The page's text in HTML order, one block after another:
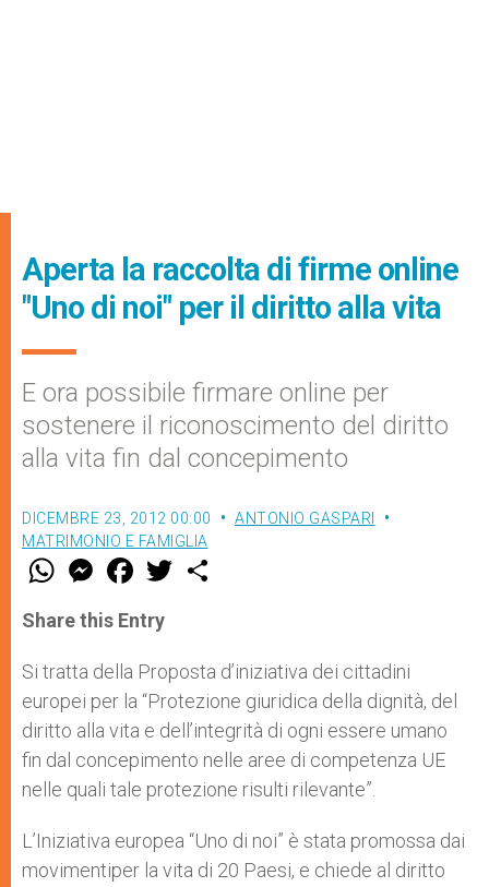
Aperta la raccolta di firme online
"Uno di noi" per il diritto alla vita
E ora possibile firmare online per
sostenere il riconoscimento del diritto
alla vita fin dal concepimento
DICEMBRE 23, 2012 00:00
ANTONIO GASPARI
MATRIMONIO E FAMIGLIA
W
t
s
p
p
M
e
s
e
g
e
r
F
a
e
b
o
k
w
r
Share this Entry
Si tratta della Proposta d’iniziativa dei cittadini
europei per la “Protezione giuridica della dignità, del
diritto alla vita e dell’integrità di ogni essere umano
fin dal concepimento nelle aree di competenza UE
nelle quali tale protezione risulti rilevante”.
L’Iniziativa europea “Uno di noi” è stata promossa dai
movimentiper la vita di 20 Paesi, e chiede al diritto